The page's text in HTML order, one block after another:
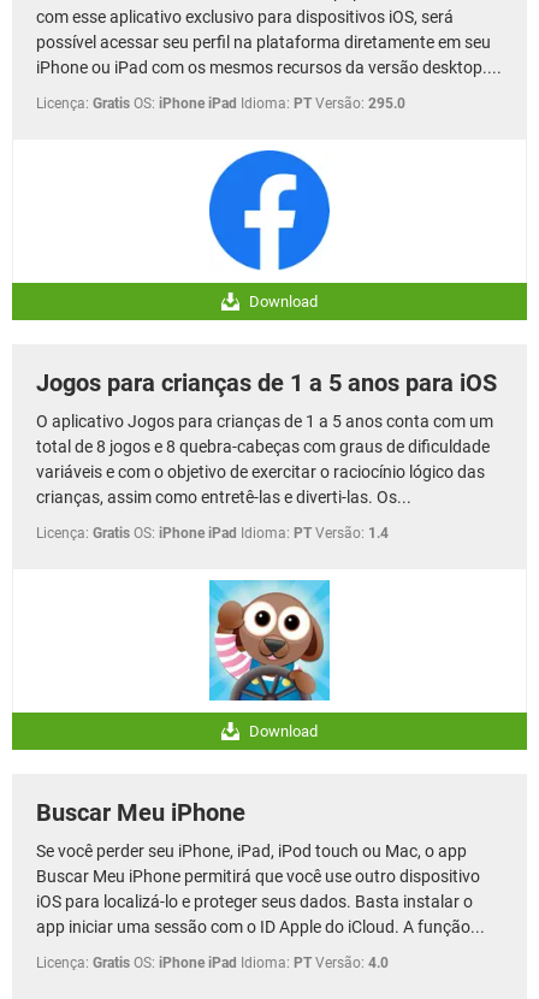
com esse aplicativo exclusivo para dispositivos iOS, será
possível acessar seu perfil na plataforma diretamente em seu
iPhone ou iPad com os mesmos recursos da versão desktop....
Licença: Gratis OS: iPhone iPad Idioma: PT Versão: 295.0
Download
Jogos para crianças de 1 a 5 anos para iOS
O aplicativo Jogos para crianças de 1 a 5 anos conta com um
total de 8 jogos e 8 quebra-cabeças com graus de dificuldade
variáveis e com o objetivo de exercitar o raciocínio lógico das
crianças, assim como entretê-las e diverti-las. Os...
Licença: Gratis OS: iPhone iPad Idioma: PT Versão: 1.4
Download
Buscar Meu iPhone
Se você perder seu iPhone, iPad, iPod touch ou Mac, o app
Buscar Meu iPhone permitirá que você use outro dispositivo
iOS para localizá-lo e proteger seus dados. Basta instalar o
app iniciar uma sessão com o ID Apple do iCloud. A função...
Licença: Gratis OS: iPhone iPad Idioma: PT Versão: 4.0